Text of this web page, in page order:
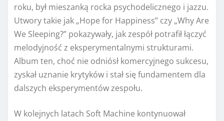
roku, był mieszanką rocka psychodelicznego i jazzu.
Utwory takie jak „Hope for Happiness” czy „Why Are
We Sleeping?” pokazywały, jak zespół potrafił łączyć
melodyjność z eksperymentalnymi strukturami.
Album ten, choć nie odniósł komercyjnego sukcesu,
zyskał uznanie krytyków i stał się fundamentem dla
dalszych eksperymentów zespołu.
W kolejnych latach Soft Machine kontynuował